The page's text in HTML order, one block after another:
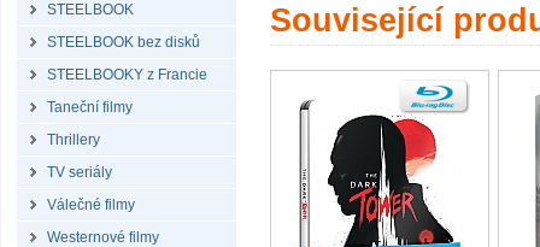
STEELBOOK
STEELBOOK bez disků
STEELBOOKY z Francie
Taneční filmy
Thrillery
TV seriály
Válečné filmy
Westernové filmy
Související